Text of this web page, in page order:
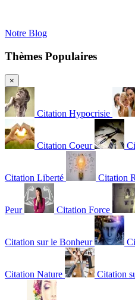
Notre Blog
Thèmes Populaires
×
Citation Hypocrisie
Citation Coeur
Citation Liberté Citation
Peur Citation Force
Citation sur le Bonheur
Citation Nature Citation